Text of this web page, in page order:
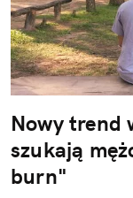
Nowy trend
szukają
burn"